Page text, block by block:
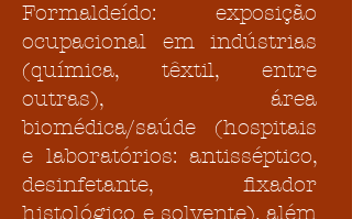
Formaldeído: exposição
ocupacional em indústrias
(química, têxtil, entre
outras), área
biomédica/saúde (hospitais
e laboratórios: antisséptico,
desinfetante, fixador
histológico e solvente), além